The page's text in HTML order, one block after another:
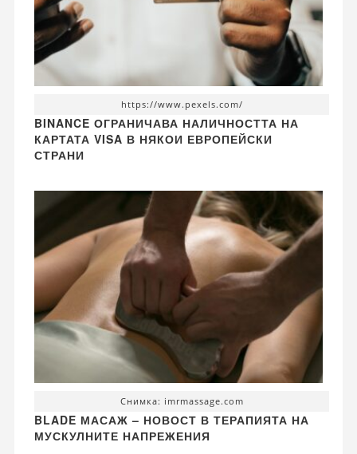
https://www.pexels.com/
BINANCE ОГРАНИЧАВА НАЛИЧНОСТТА НА
КАРТАТА VISA В НЯКОИ ЕВРОПЕЙСКИ
СТРАНИ
Снимка: imrmassage.com
BLADE МАСАЖ – НОВОСТ В ТЕРАПИЯТА НА
МУСКУЛНИТЕ НАПРЕЖЕНИЯ